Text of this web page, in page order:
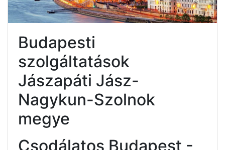
Budapesti
szolgáltatások
Jászapáti Jász-
Nagykun-Szolnok
megye
Csodálatos Budapest -